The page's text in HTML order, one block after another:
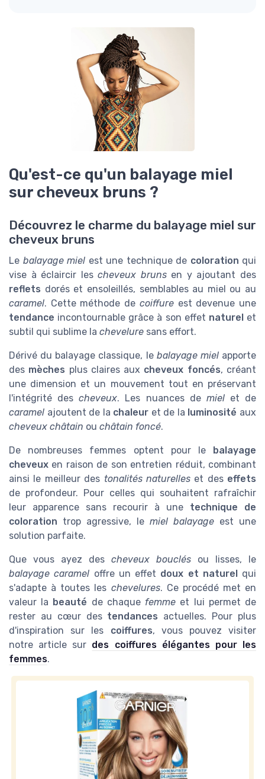
Qu'est-ce qu'un balayage miel
sur cheveux bruns ?
Découvrez le charme du balayage miel sur
cheveux bruns
Le balayage miel est une technique de coloration qui
vise à éclaircir lescheveux brunsen y ajoutant des
reflets dorés et ensoleillés, semblables au miel ou au
caramel. Cette méthode de coiffureest devenue une
tendance incontournable grâce à son effet naturel et
subtil qui sublime la chevelure sans effort.
Dérivé du balayage classique, le balayage mielapporte
des mèches plus claires aux cheveux foncés, créant
une dimension et un mouvement tout en préservant
l'intégrité descheveux. Les nuances de mielet de
caramel ajoutent de la chaleur et de la luminosité aux
cheveux châtain ou châtain foncé.
De nombreuses femmes optent pour le
balayage
cheveux en raison de son entretien réduit, combinant
ainsi le meilleur des tonalités naturelleset des effets
de profondeur. Pour celles qui souhaitent rafraîchir
leur apparence sans recourir à une technique de
coloration trop agressive, le miel balayage est une
solution parfaite.
Que vous ayez des cheveux bouclés ou lisses, le
balayage caramel offre un effet doux et naturel
qui
s'adapte à toutes les chevelures. Ce procédé met en
valeur la beauté de chaque femme et lui permet de
rester au cœur des tendances actuelles. Pour plus
d'inspiration sur les coiffures, vous pouvez visiter
notre article sur des coiffures élégantes pour les
femmes.